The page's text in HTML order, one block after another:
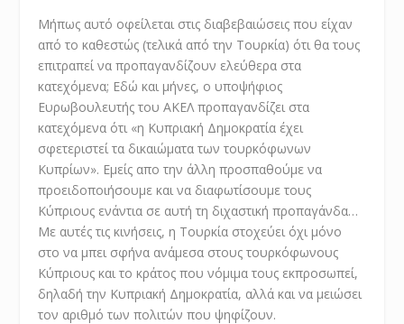
Μήπως αυτό οφείλεται στις διαβεβαιώσεις που είχαν
από το καθεστώς (τελικά από την Τουρκία) ότι θα τους
επιτραπεί να προπαγανδίζουν ελεύθερα στα
κατεχόμενα; Εδώ και μήνες, ο υποψήφιος
Ευρωβουλευτής του ΑΚΕΛ προπαγανδίζει στα
κατεχόμενα ότι «η Κυπριακή Δημοκρατία έχει
σφετεριστεί τα δικαιώματα των τουρκόφωνων
Κυπρίων». Εμείς απο την άλλη προσπαθούμε να
προειδοποιήσουμε και να διαφωτίσουμε τους
Κύπριους ενάντια σε αυτή τη διχαστική προπαγάνδα…
Με αυτές τις κινήσεις, η Τουρκία στοχεύει όχι μόνο
στο να μπει σφήνα ανάμεσα στους τουρκόφωνους
Κύπριους και το κράτος που νόμιμα τους εκπροσωπεί,
δηλαδή την Κυπριακή Δημοκρατία, αλλά και να μειώσει
τον αριθμό των πολιτών που ψηφίζουν.